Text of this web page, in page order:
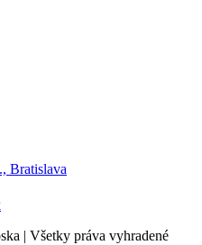
Bratislava
| Všetky práva vyhradené